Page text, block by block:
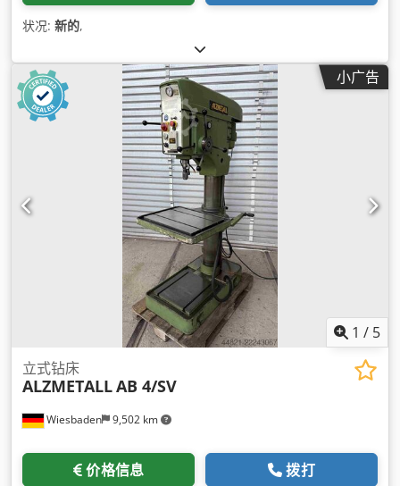
状况: 新的,
小广告
1 / 5
Wiesbaden 9,502 km
立式钻床
ALZMETALLAB 4/SV
价格信息 拨打